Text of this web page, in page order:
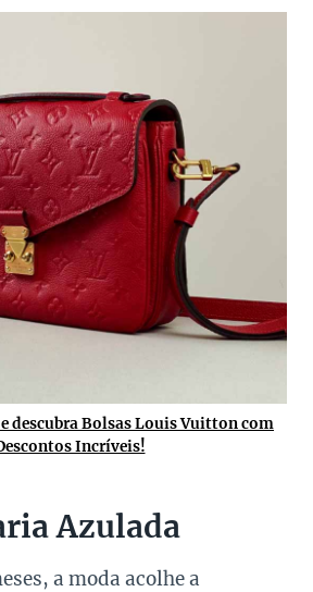
descubra Bolsas Louis Vuitton com
Incríveis!
Azulada
a moda acolhe a